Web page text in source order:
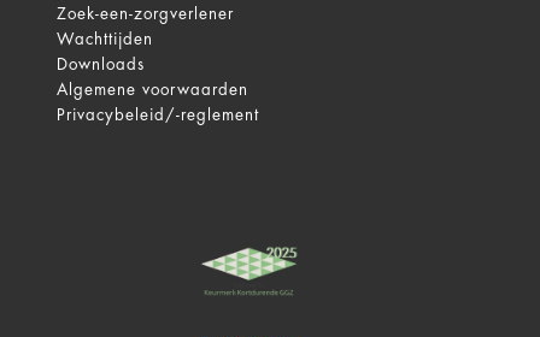
Zoek-een-zorgverlener
Wachttijden
Downloads
Algemene voorwaarden
Privacybeleid/-reglement